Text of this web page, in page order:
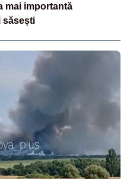
mai importantă
săsești